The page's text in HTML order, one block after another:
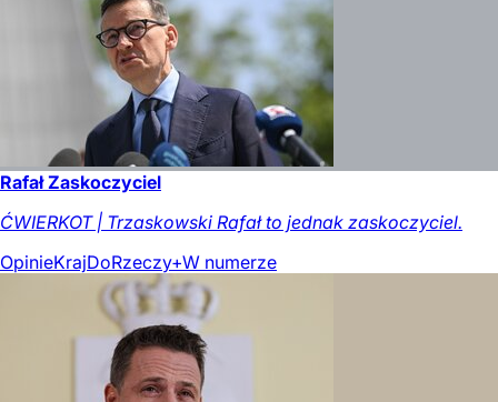
Rafał Zaskoczyciel
ĆWIERKOT | Trzaskowski Rafał to jednak zaskoczyciel.
OpinieKrajDoRzeczy+W numerze